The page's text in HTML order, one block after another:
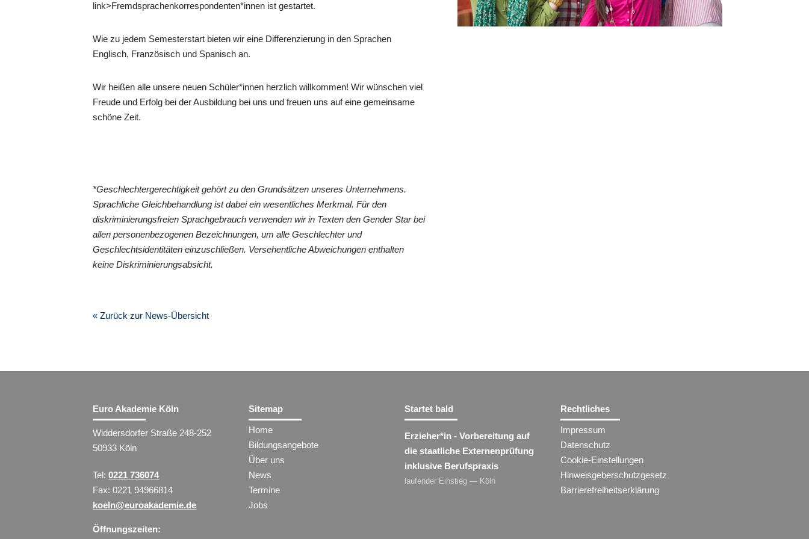
link>Fremdsprachenkorrespondenten*innen ist gestartet.
Wie zu jedem Semesterstart bieten wir eine Differenzierung in den Sprachen
Englisch, Französisch und Spanisch an.
Wir heißen alle unsere neuen Schüler*innen herzlich willkommen! Wir wünschen viel
Freude und Erfolg bei der Ausbildung bei uns und freuen uns auf eine gemeinsame
schöne Zeit.
*Geschlechtergerechtigkeit gehört zu den Grundsätzen unseres Unternehmens.
Sprachliche Gleichbehandlung ist dabei ein wesentliches Merkmal. Für den
diskriminierungsfreien Sprachgebrauch verwenden wir in Texten den Gender Star bei
allen personenbezogenen Bezeichnungen, um alle Geschlechter und
Geschlechtsidentitäten einzuschließen. Versehentliche Abweichungen enthalten
keine Diskriminierungsabsicht.
« Zurück zur News-Übersicht
Euro Akademie Köln
Widdersdorfer Straße 248-252
50933 Köln
Tel:0221 736074
Fax: 0221 94966814
koeln@euroakademie.de
Öffnungszeiten:
Sitemap
Home
Bildungsangebote
Über uns
News
Termine
Jobs
Startet bald
Erzieher​*in - Vorbereitung auf
die staatliche Externenprüfung
inklusive Berufspraxis
laufender Einstieg — Köln
Rechtliches
Impressum
Datenschutz
Cookie-Einstellungen
Hinweisgeberschutzgesetz
Barrierefreiheitserklärung